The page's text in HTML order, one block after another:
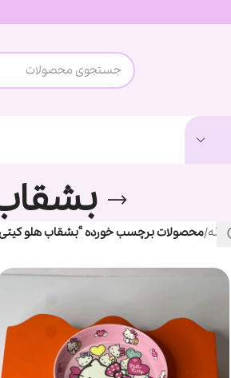
خانه/محصولات برچسب خورده “بشقاب هلو